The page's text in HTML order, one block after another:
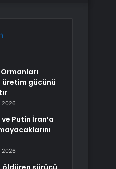
Ormanları
üretim gücünü
2026
Putin İran’a
2026
öldüren sürücü